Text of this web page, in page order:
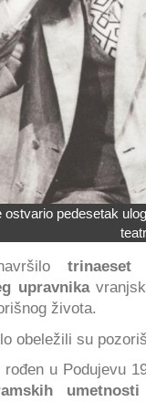
ostvario pedesetak
trinaeset
upravnika
života.
obeležili su
rođen u Podujevu
umetnosti